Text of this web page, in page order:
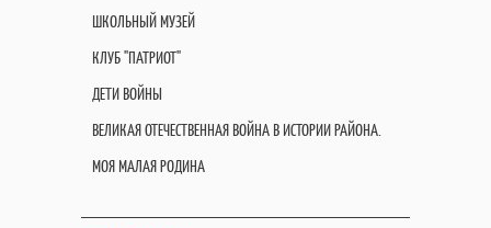
ШКОЛЬНЫЙ МУЗЕЙ
КЛУБ "ПАТРИОТ"
ДЕТИ ВОЙНЫ
ВЕЛИКАЯ ОТЕЧЕСТВЕННАЯ ВОЙНА В ИСТОРИИ РАЙОНА.
МОЯ МАЛАЯ РОДИНА